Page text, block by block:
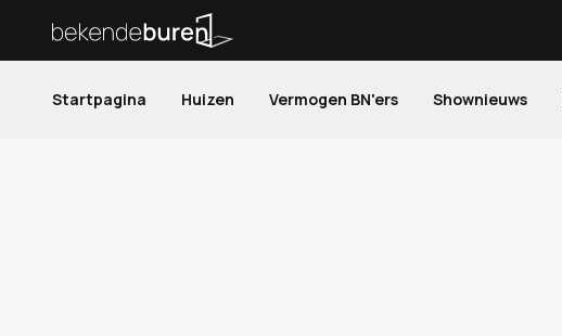
Startpagina Huizen Vermogen BN'ers Shownieuws